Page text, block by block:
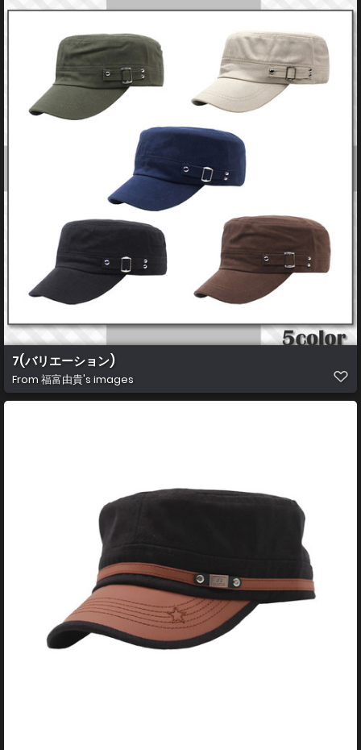
7(バリエーション)
From 福富由貴's images